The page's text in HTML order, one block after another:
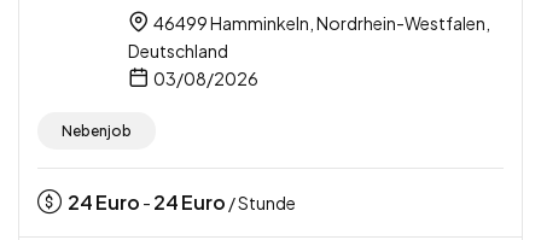
46499 Hamminkeln, Nordrhein-Westfalen,
Deutschland
03/08/2026
Nebenjob
24Euro - 24Euro / Stunde